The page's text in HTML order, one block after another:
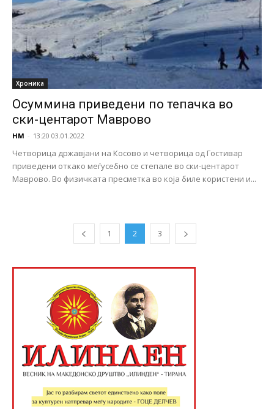
Хроника
Осуммина приведени по тепачка во
ски-центарот Маврово
НМ - 13:20 03.01.2022
Четворица државјани на Косово и четворица од Гостивар
приведени откако меѓусебно се степале во ски-центарот
Маврово. Во физичката пресметка во која биле користени и...
1 2 3